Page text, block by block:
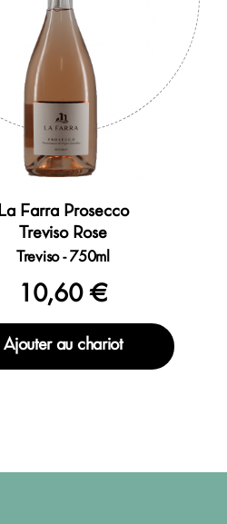
La Farra Prosecco
Treviso Rose
Treviso - 750ml
10,60 €
Ajouter au chariot